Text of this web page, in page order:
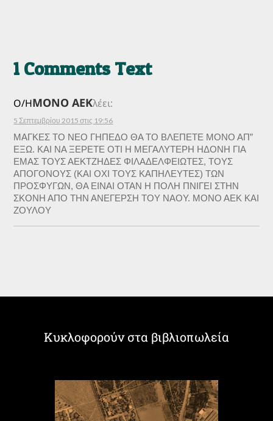
1 Comments Text
Ο/ΗΜΟΝΟ ΑΕΚλέει:
5 Σεπτεμβρίου 2015 στις 19:56
ΜΑΓΚΕΣ ΤΟ ΝΕΟ ΓΗΠΕΔΟ ΘΑ ΤΟ ΒΛΕΠΕΤΕ ΜΟΝΟ ΑΠ”
ΕΞΩ. ΚΑΙ ΝΑ ΞΕΡΕΤΕ ΟΤΙ Η ΜΕΓΑΛΥΤΕΡΗ ΗΔΟΝΗ ΓΙΑ
ΕΜΑΣ ΤΟΥΣ ΑΕΚΤΖΗΔΕΣ ΦΙΛΑΔΕΛΦΕΙΩΤΕΣ, ΤΟΥΣ
ΑΠΟΓΟΝΟΥΣ (ΚΑΙ ΟΧΙ ΤΟΥΣ ΚΑΠΗΛΕΥΤΕΣ) ΤΩΝ
ΠΡΟΣΦΥΓΩΝ, ΘΑ ΕΙΝΑΙ ΟΤΑΝ Η ΠΟΛΗ ΠΝΙΓΕΙ ΣΤΗΝ
ΣΚΟΝΗ ΑΠΟ ΤΗΝ ΑΝΕΓΕΡΣΗ ΤΟΥ ΝΑΟΥ. ΜΟΝΟ ΑΕΚ ΚΑΙ
ΖΟΥΛΟΥ
Κυκλοφορούν στα βιβλιοπωλεία